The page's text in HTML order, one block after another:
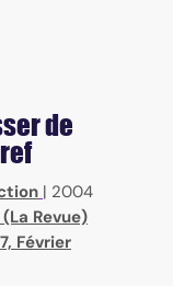
de
| 2004
Revue)
Février